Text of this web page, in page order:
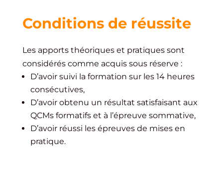
Conditions de réussite
Les apports théoriques et pratiques sont
considérés comme acquis sous réserve :
D’avoir suivi la formation sur les 14 heures
consécutives,
D’avoir obtenu un résultat satisfaisant aux
QCMs formatifs et à l’épreuve sommative,
D’avoir réussi les épreuves de mises en
pratique.